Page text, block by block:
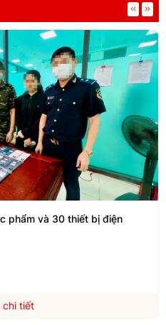
phẩm và 30 thiết bị điện
chi tiết